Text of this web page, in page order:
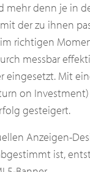
mehr denn je in
der zu ihnen
richtigen
messbar
eingesetzt. Mit
on
gesteigert.
Anzeigen-
ist,